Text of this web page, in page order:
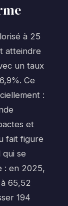
à 25
atteindre
un taux
Ce
:
et
fait figure
qui se
: en 2025,
65,52
194